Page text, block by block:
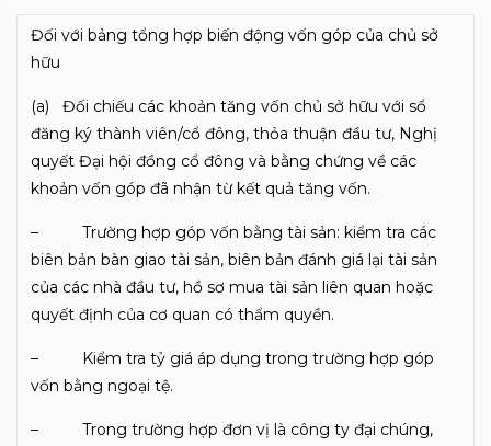
Đối với bảng tổng hợp biến động vốn góp của chủ sở
hữu
(a) Đối chiếu các khoản tăng vốn chủ sở hữu với sổ
đăng ký thành viên/cổ đông, thỏa thuận đầu tư, Nghị
quyết Đại hội đồng cổ đông và bằng chứng về các
khoản vốn góp đã nhận từ kết quả tăng vốn.
– Trường hợp góp vốn bằng tài sản: kiểm tra các
biên bản bàn giao tài sản, biên bản đánh giá lại tài sản
của các nhà đầu tư, hồ sơ mua tài sản liên quan hoặc
quyết định của cơ quan có thẩm quyền.
– Kiểm tra tỷ giá áp dụng trong trường hợp góp
vốn bằng ngoại tệ.
– Trong trường hợp đơn vị là công ty đại chúng,